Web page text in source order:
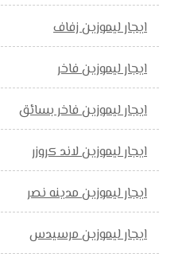
ايجار ليموزين زفاف
ايجار ليموزين فاخر
ايجار ليموزين فاخر بسائق
ايجار ليموزين لاند كروزر
ايجار ليموزين مدينه نصر
ايجار ليموزين مرسيدس